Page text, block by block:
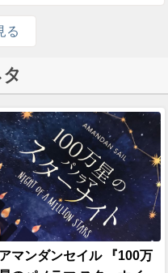
る
アマンダンセイル 『100万